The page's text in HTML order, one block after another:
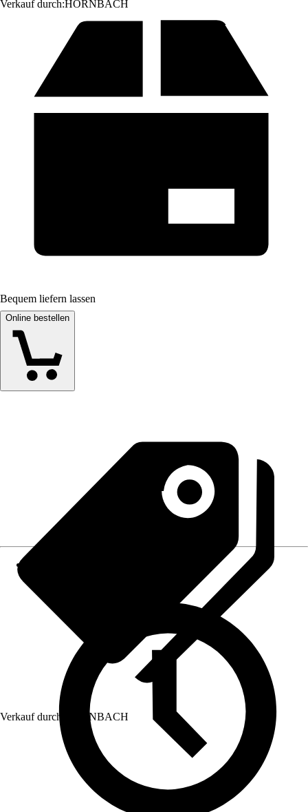
Verkauf durch:HORNBACH
Bequem liefern lassen
Online bestellen
Verkauf durch: HORNBACH